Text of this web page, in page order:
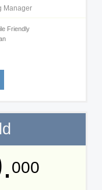
Manager
Friendly
000